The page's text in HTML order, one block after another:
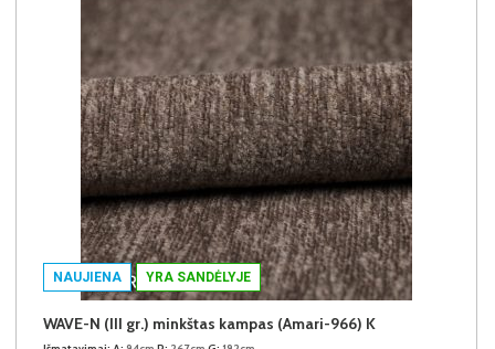
NAUJIENA YRA SANDĖLYJE
WAVE-N (III gr.) minkštas kampas (Amari-966) K